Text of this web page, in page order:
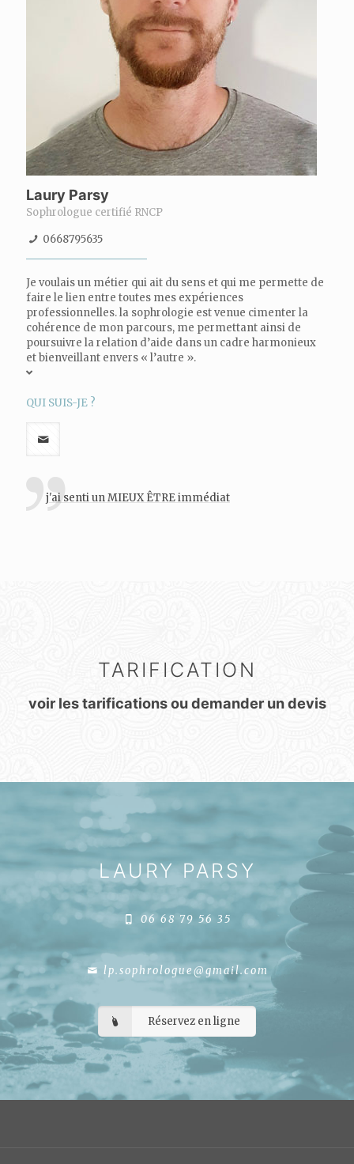
Laury Parsy
Sophrologue certifié RNCP
0668795635
Je voulais un métier qui ait du sens et qui me permette de
faire le lien entre toutes mes expériences
professionnelles. la sophrologie est venue cimenter la
cohérence de mon parcours, me permettant ainsi de
poursuivre la relation d’aide dans un cadre harmonieux
et bienveillant envers « l’autre ».
QUI SUIS-JE ?
j'ai senti un MIEUX ÊTRE immédiat
TARIFICATION
voir les tarifications ou demander un devis
LAURY PARSY
06 68 79 56 35
lp.sophrologue@gmail.com
Réservez en ligne